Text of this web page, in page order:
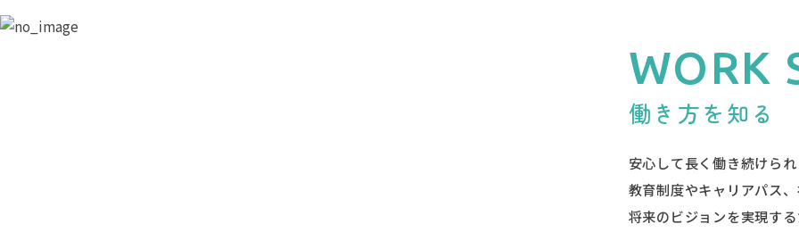
WORK
働き方を知る
安心して長く働き続けら
教育制度やキャリアパス
将来のビジョンを実現す